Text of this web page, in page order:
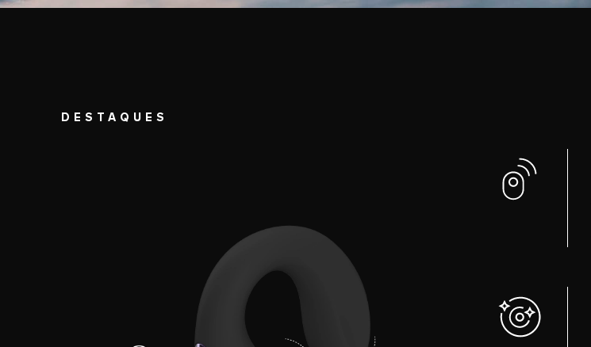
DESTAQUES